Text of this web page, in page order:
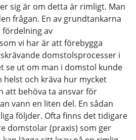
sig är om detta är rimligt. Man
frågan. En av grundtankarna
av
vi har är att förebygga
domstolsprocesser i
se ut om man i domstol kunde
helst och kräva hur mycket
att behöva ta ansvar för
vann en liten del. En sådan
följder. Ofta finns det tidigare
domstolar (praxis) som ger